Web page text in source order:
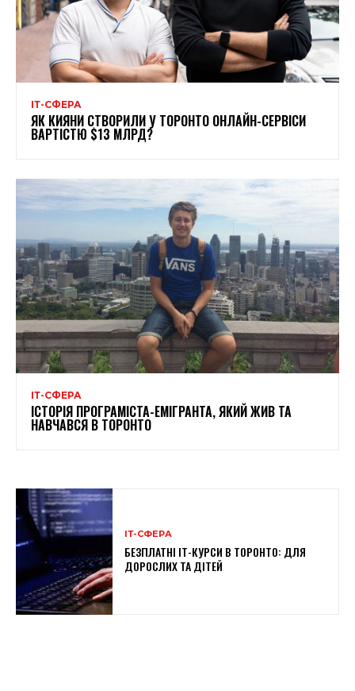
ІТ-СФЕРА
ЯК КИЯНИ СТВОРИЛИ У ТОРОНТО ОНЛАЙН-СЕРВІСИ
ВАРТІСТЮ $13 МЛРД?
ІТ-СФЕРА
ІСТОРІЯ ПРОГРАМІСТА-ЕМІГРАНТА, ЯКИЙ ЖИВ ТА
НАВЧАВСЯ В ТОРОНТО
ІТ-СФЕРА
БЕЗПЛАТНІ ІТ-КУРСИ В ТОРОНТО: ДЛЯ
ДОРОСЛИХ ТА ДІТЕЙ